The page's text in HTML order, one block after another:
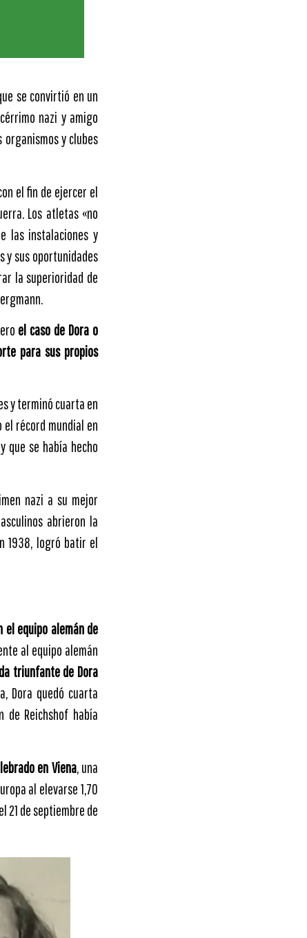
se convirtió en un
nazi y amigo
organismos y clubes
el fin de ejercer el
Los atletas «no
las instalaciones y
y sus oportunidades
la superioridad de
el caso de Dora o
para sus propios
y terminó cuarta en
el récord mundial en
que se había hecho
nazi a su mejor
abrieron la
1938, logró batir el
equipo alemán de
al equipo alemán
triunfante de Dora
Dora quedó cuarta
Reichshof había
en Viena, una
al elevarse 1,70
21 de septiembre de